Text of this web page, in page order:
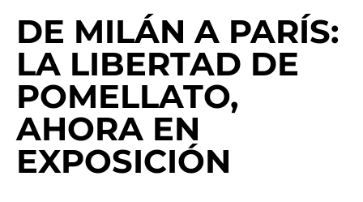
DE MILÁN A PARÍS:
LA LIBERTAD DE
POMELLATO,
AHORA EN
EXPOSICIÓN